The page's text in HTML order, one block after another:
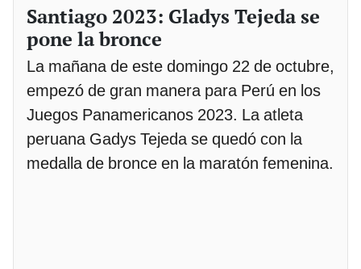
Santiago 2023: Gladys Tejeda se
pone la bronce
La mañana de este domingo 22 de octubre,
empezó de gran manera para Perú en los
Juegos Panamericanos 2023. La atleta
peruana Gadys Tejeda se quedó con la
medalla de bronce en la maratón femenina.